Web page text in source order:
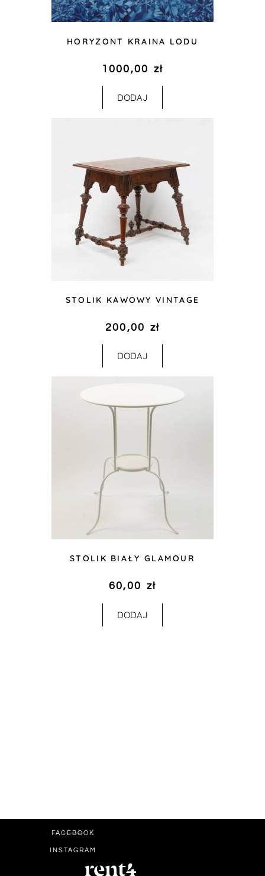
HORYZONT KRAINA LODU
1000,00 zł
DODAJ
STOLIK KAWOWY VINTAGE
200,00 zł
DODAJ
STOLIK BIAŁY GLAMOUR
60,00 zł
DODAJ
FACEBOOK
INSTAGRAM